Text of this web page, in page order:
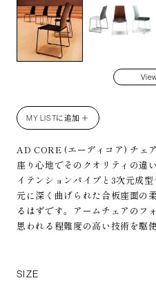
MY LISTに追加 ＋
AD CORE (エーディコア) チェア
座り心地でそのクオリティの違
イテンションパイプと3次元成
元に深く曲げられた合板座面の
るはずです。アームチェアのフ
思われる程難度の高い技術を駆
SIZE